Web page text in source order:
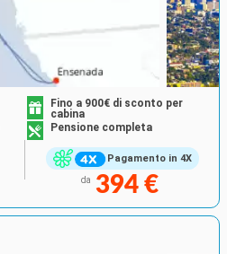
Pagamento in 4X
Fino a 900€ di sconto per
cabina
Pensione completa
da 394 €